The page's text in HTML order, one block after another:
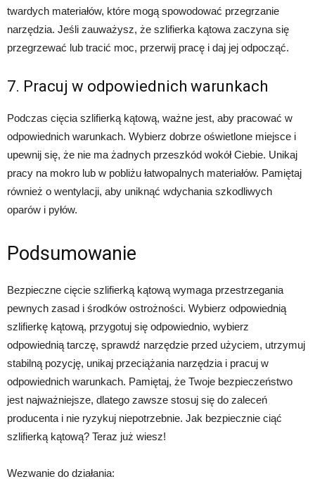
twardych materiałów, które mogą spowodować przegrzanie
narzędzia. Jeśli zauważysz, że szlifierka kątowa zaczyna się
przegrzewać lub tracić moc, przerwij pracę i daj jej odpocząć.
7. Pracuj w odpowiednich warunkach
Podczas cięcia szlifierką kątową, ważne jest, aby pracować w
odpowiednich warunkach. Wybierz dobrze oświetlone miejsce i
upewnij się, że nie ma żadnych przeszkód wokół Ciebie. Unikaj
pracy na mokro lub w pobliżu łatwopalnych materiałów. Pamiętaj
również o wentylacji, aby uniknąć wdychania szkodliwych
oparów i pyłów.
Podsumowanie
Bezpieczne cięcie szlifierką kątową wymaga przestrzegania
pewnych zasad i środków ostrożności. Wybierz odpowiednią
szlifierkę kątową, przygotuj się odpowiednio, wybierz
odpowiednią tarczę, sprawdź narzędzie przed użyciem, utrzymuj
stabilną pozycję, unikaj przeciążania narzędzia i pracuj w
odpowiednich warunkach. Pamiętaj, że Twoje bezpieczeństwo
jest najważniejsze, dlatego zawsze stosuj się do zaleceń
producenta i nie ryzykuj niepotrzebnie. Jak bezpiecznie ciąć
szlifierką kątową? Teraz już wiesz!
Wezwanie do działania: